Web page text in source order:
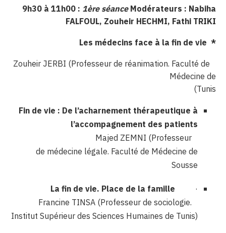
9h30 à 11h00 : 1ère séanceModérateurs : Nabiha
FALFOUL, Zouheir HECHMI, Fathi TRIKI
*
Les médecins face à la fin de vie
Zouheir JERBI (Professeur de réanimation. Faculté de
Médecine de
Tunis)
Fin de vie : De l’acharnement thérapeutique à
l’accompagnement des patients
de médecine légale. Faculté de Médecine de
Sousse
·
La fin de vie. Place de la famille
Francine TINSA (Professeur de sociologie.
Institut Supérieur des Sciences Humaines de Tunis)